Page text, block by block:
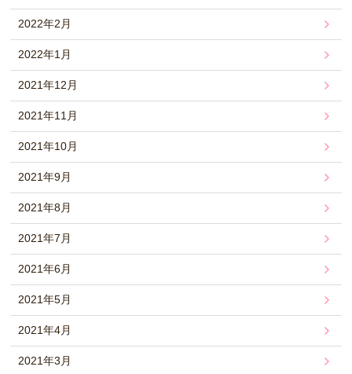
2022年2月
2022年1月
2021年12月
2021年11月
2021年10月
2021年9月
2021年8月
2021年7月
2021年6月
2021年5月
2021年4月
2021年3月